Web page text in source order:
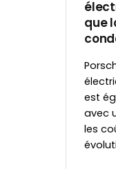
que
est
avec
les